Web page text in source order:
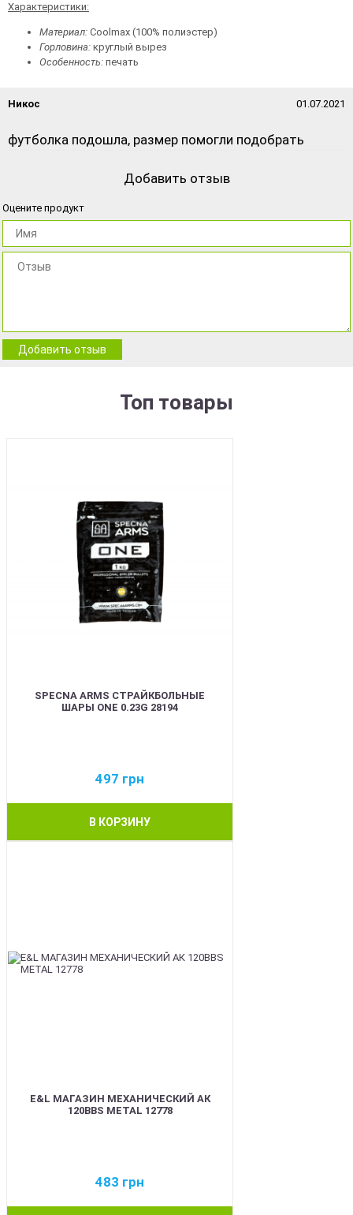
Характеристики:
Материал: Coolmax (100% полиэстер)
Горловина: круглый вырез
Особенность: печать
Никос 01.07.2021
футболка подошла, размер помогли подобрать
Добавить отзыв
Оцените продукт
Добавить отзыв
Топ товары
SPECNA ARMS СТРАЙКБОЛЬНЫЕ
ШАРЫ ONE 0.23G 28194
497 грн
В КОРЗИНУ
E&L МАГАЗИН МЕХАНИЧЕСКИЙ АК
120BBS METAL 12778
483 грн